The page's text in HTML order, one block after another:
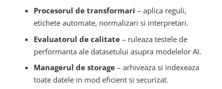
Procesorul de transformari – aplica reguli,
etichete automate, normalizari si interpretari.
Evaluatorul de calitate– ruleaza testele de
performanta ale datasetului asupra modelelor AI.
Managerul de storage– arhiveaza si indexeaza
toate datele in mod eficient si securizat.